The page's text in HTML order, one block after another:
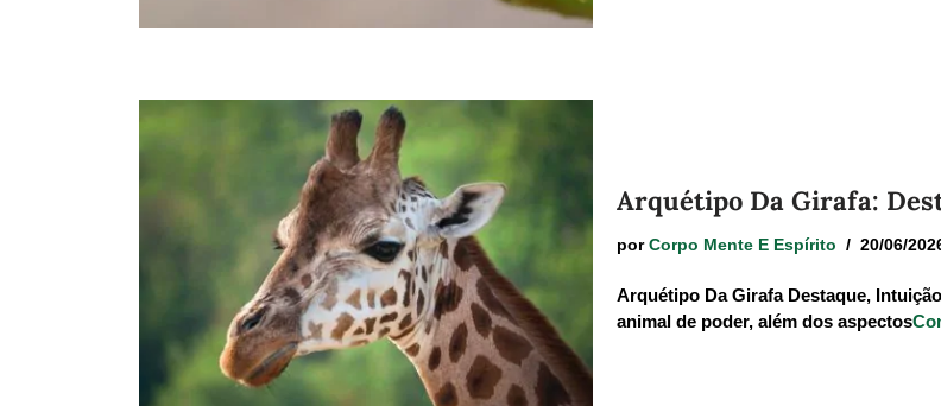
Arquétipo Da Girafa:
por Corpo Mente E Espírito 20/06/
Arquétipo Da Girafa Destaque,
animal de poder, além dos aspectos